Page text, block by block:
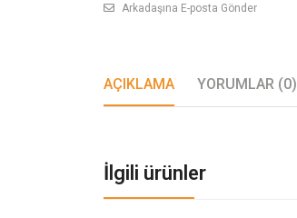
Arkadaşına E-posta Gönder
AÇIKLAMA YORUMLAR (0)
İlgili ürünler